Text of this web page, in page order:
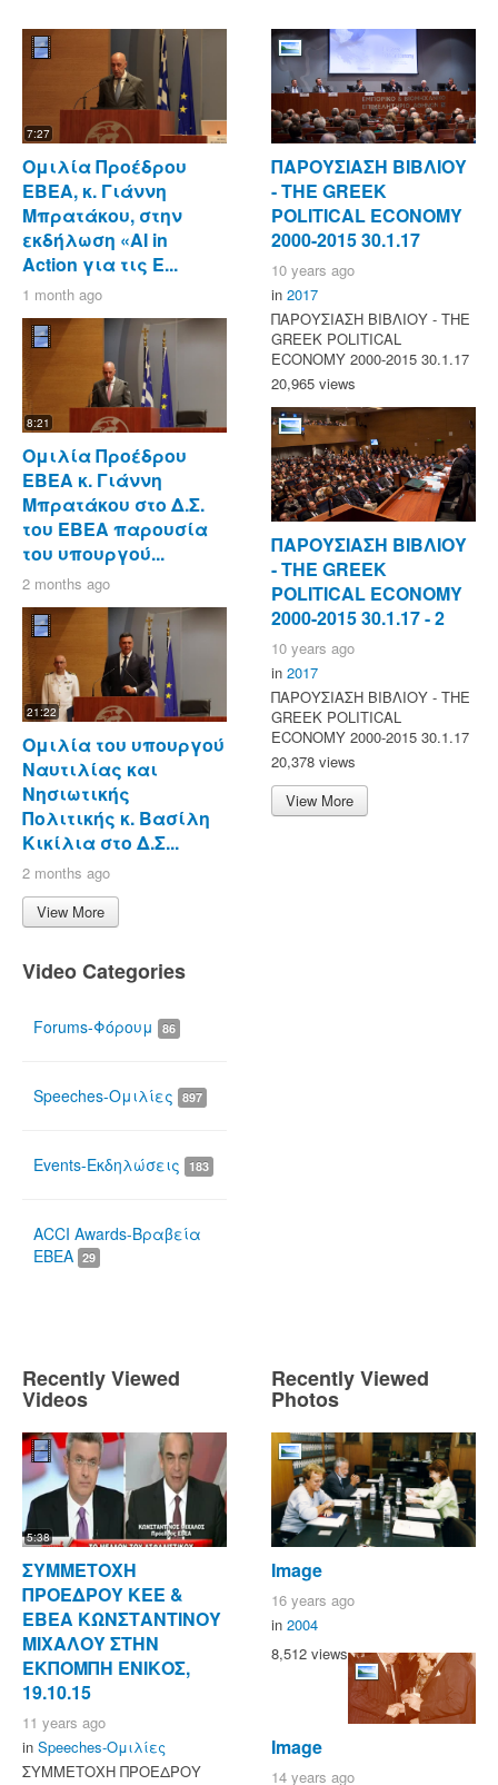
7:27
Ομιλία Προέδρου
ΕΒΕΑ, κ. Γιάννη
Μπρατάκου, στην
εκδήλωση «AI in
Action για τις Ε...
1 month ago
8:21
Ομιλία Προέδρου
ΕΒΕΑ κ. Γιάννη
Μπρατάκου στο Δ.Σ.
του ΕΒΕΑ παρουσία
του υπουργού...
2 months ago
21:22
Ομιλία του υπουργού
Ναυτιλίας και
Νησιωτικής
Πολιτικής κ. Βασίλη
Κικίλια στο Δ.Σ...
2 months ago
View More
Video Categories
Forums-Φόρουμ 86
Speeches-Ομιλίες 897
Events-Εκδηλώσεις 183
ACCI Awards-Βραβεία
ΕΒΕΑ 29
ΠΑΡΟΥΣΙΑΣΗ ΒΙΒΛΙΟΥ
- ΤΗΕ GREEK
POLITICAL ECONOMY
2000-2015 30.1.17
10 years ago
in 2017
ΠΑΡΟΥΣΙΑΣΗ ΒΙΒΛΙΟΥ - ΤΗΕ
GREEK POLITICAL
ECONOMY 2000-2015 30.1.17
20,965 views
ΠΑΡΟΥΣΙΑΣΗ ΒΙΒΛΙΟΥ
- ΤΗΕ GREEK
POLITICAL ECONOMY
2000-2015 30.1.17 - 2
10 years ago
in 2017
ΠΑΡΟΥΣΙΑΣΗ ΒΙΒΛΙΟΥ - ΤΗΕ
GREEK POLITICAL
ECONOMY 2000-2015 30.1.17
20,378 views
View More
Recently Viewed
Videos
5:38
ΣΥΜΜΕΤΟΧΗ
ΠΡΟΕΔΡΟΥ ΚΕΕ &
ΕΒΕΑ ΚΩΝΣΤΑΝΤΙΝΟΥ
ΜΙΧΑΛΟΥ ΣΤΗΝ
ΕΚΠΟΜΠΗ ΕΝΙΚΟΣ,
19.10.15
11 years ago
in Speeches-Ομιλίες
ΣΥΜΜΕΤΟΧΗ ΠΡΟΕΔΡΟΥ
Recently Viewed
Photos
Image
16 years ago
in 2004
8,512 views
Image
14 years ago